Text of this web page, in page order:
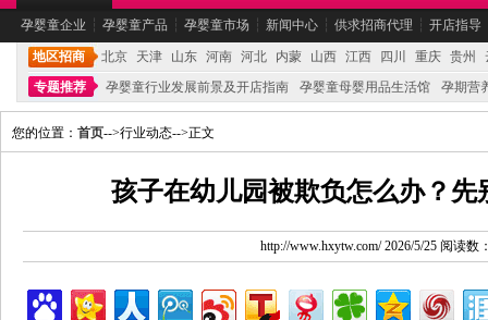
孕婴童企业 ┆ 孕婴童产品 ┆ 孕婴童市场 ┆ 新闻中心 ┆ 供求招商代理 ┆ 开店指导
地区招商 北京 天津 山东 河南 河北 内蒙 山西 江西 四川 重庆 贵州
专题推荐
孕婴童行业发展前景及开店指南 孕婴童母婴用品生活馆 孕期营
您的位置： 首页-->行业动态-->正文
孩子在幼儿园被欺负怎么办？先
http://www.hxytw.com/ 2026/5/25 阅读数